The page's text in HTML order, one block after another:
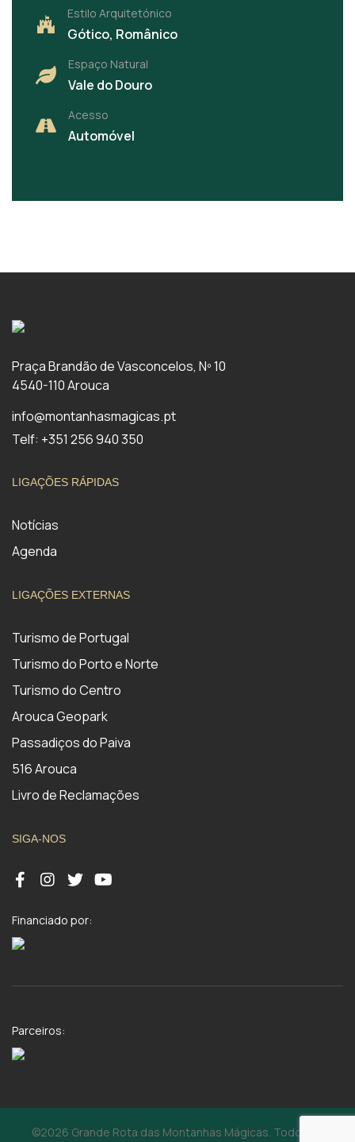
Estilo Arquitetónico
Gótico, Românico
Espaço Natural
Vale do Douro
Acesso
Automóvel
Praça Brandão de Vasconcelos, Nº 10
4540-110 Arouca
info@montanhasmagicas.pt
Telf: +351 256 940 350
LIGAÇÕES RÁPIDAS
Notícias
Agenda
LIGAÇÕES EXTERNAS
Turismo de Portugal
Turismo do Porto e Norte
Turismo do Centro
Arouca Geopark
Passadiços do Paiva
516 Arouca
Livro de Reclamações
SIGA-NOS
Financiado por:
Parceiros:
©2026 Grande Rota das Montanhas Mágicas. Todos os